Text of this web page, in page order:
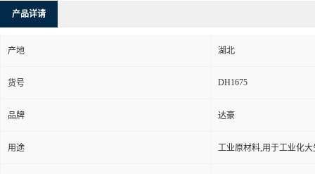
产品详请
产地 湖北
货号 DH1675
品牌 达豪
用途 工业原材料,用于工业化大